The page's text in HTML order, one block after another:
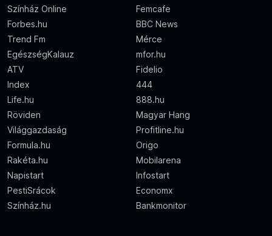
Színház Online
Femcafe
Forbes.hu
BBC News
Trend Fm
Mérce
EgészségKalauz
mfor.hu
ATV
Fidelio
Index
444
Life.hu
888.hu
Röviden
Magyar Hang
Világgazdaság
Profitline.hu
Formula.hu
Origo
Rakéta.hu
Mobilarena
Napistart
Infostart
PestiSrácok
Economx
Színház.hu
Bankmonitor